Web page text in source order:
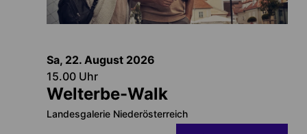
Sa, 22. August 2026
15.00 Uhr
Welterbe-Walk
Landesgalerie Niederösterreich